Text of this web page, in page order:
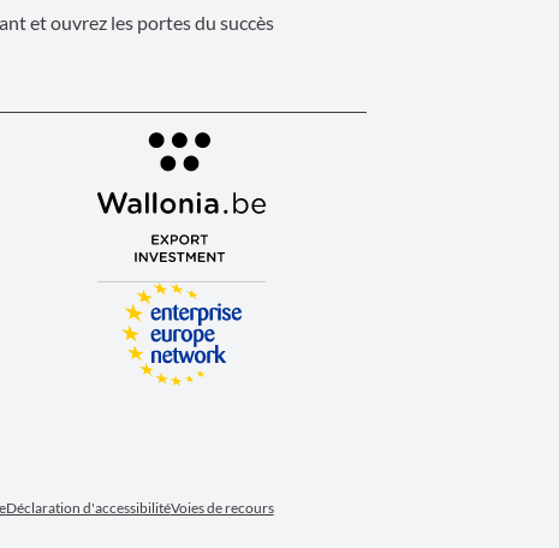
et ouvrez les portes du succès
Déclaration d'accessibilitéVoies de recours